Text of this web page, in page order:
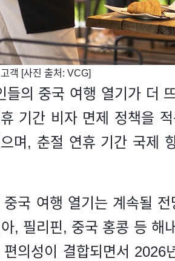
객 [사진 출처: VCG]
들의 중국 여행 열기가 더
기간 비자 면제 정책을
며, 춘절 연휴 기간 국제
국 여행 열기는 계속될
, 필리핀, 중국 홍콩 등 해
의성이 결합되면서 2026